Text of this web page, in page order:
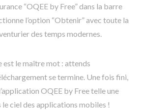
“OQEE by Free” dans la barre
l’option “Obtenir” avec toute la
des temps modernes.
est le maître mot : attends
se termine. Une fois fini,
OQEE by Free telle une
ciel des applications mobiles !